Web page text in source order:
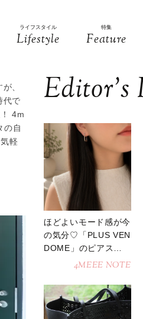
ライフスタイル
Lifestyle
特集
Feature
、
代で
4m
の自
軽
Editor’s
ほどよいモード感が今
の気分♡「PLUS VEN
DOME」のピアスが
4MEEE NOTE